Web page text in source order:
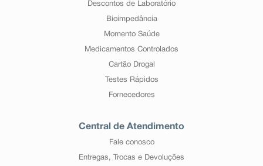
Descontos de Laboratório
Bioimpedância
Momento Saúde
Medicamentos Controlados
Cartão Drogal
Testes Rápidos
Fornecedores
Central de Atendimento
Fale conosco
Entregas, Trocas e Devoluções